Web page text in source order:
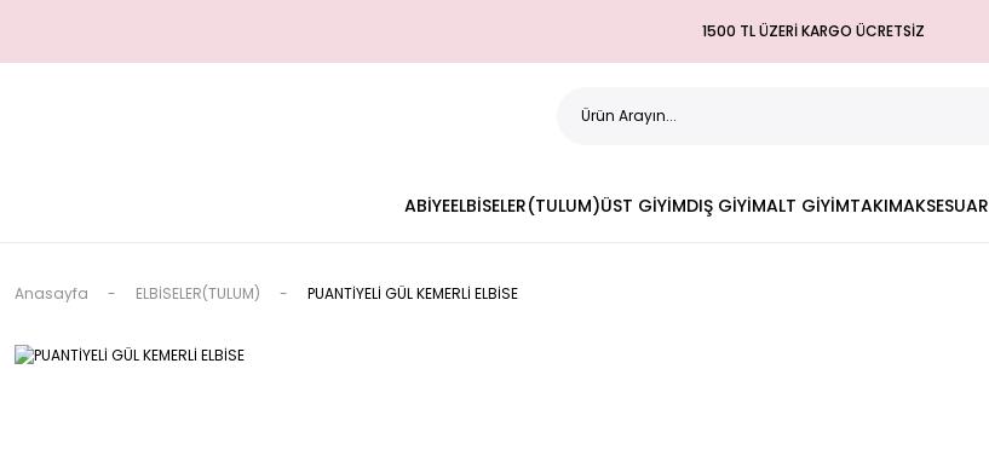
1500 TL ÜZERİ KARGO ÜCRETSİZ
ABİYEELBİSELER(TULUM)ÜST GİYİMDIŞ GİYİMALT GİYİMTAKIMAKSESUAR
Anasayfa ELBİSELER(TULUM) PUANTİYELİ GÜL KEMERLİ ELBİSE